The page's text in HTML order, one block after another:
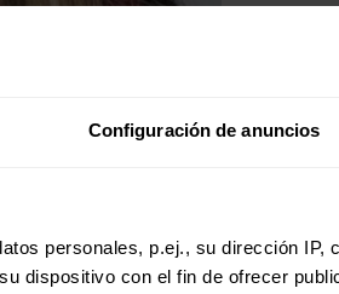
Configuración de anuncios
personales, p.ej., su dirección IP,
dispositivo con el fin de ofrecer